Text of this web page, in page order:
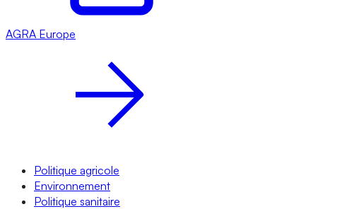
AGRA Europe
Politique agricole
Environnement
Politique sanitaire